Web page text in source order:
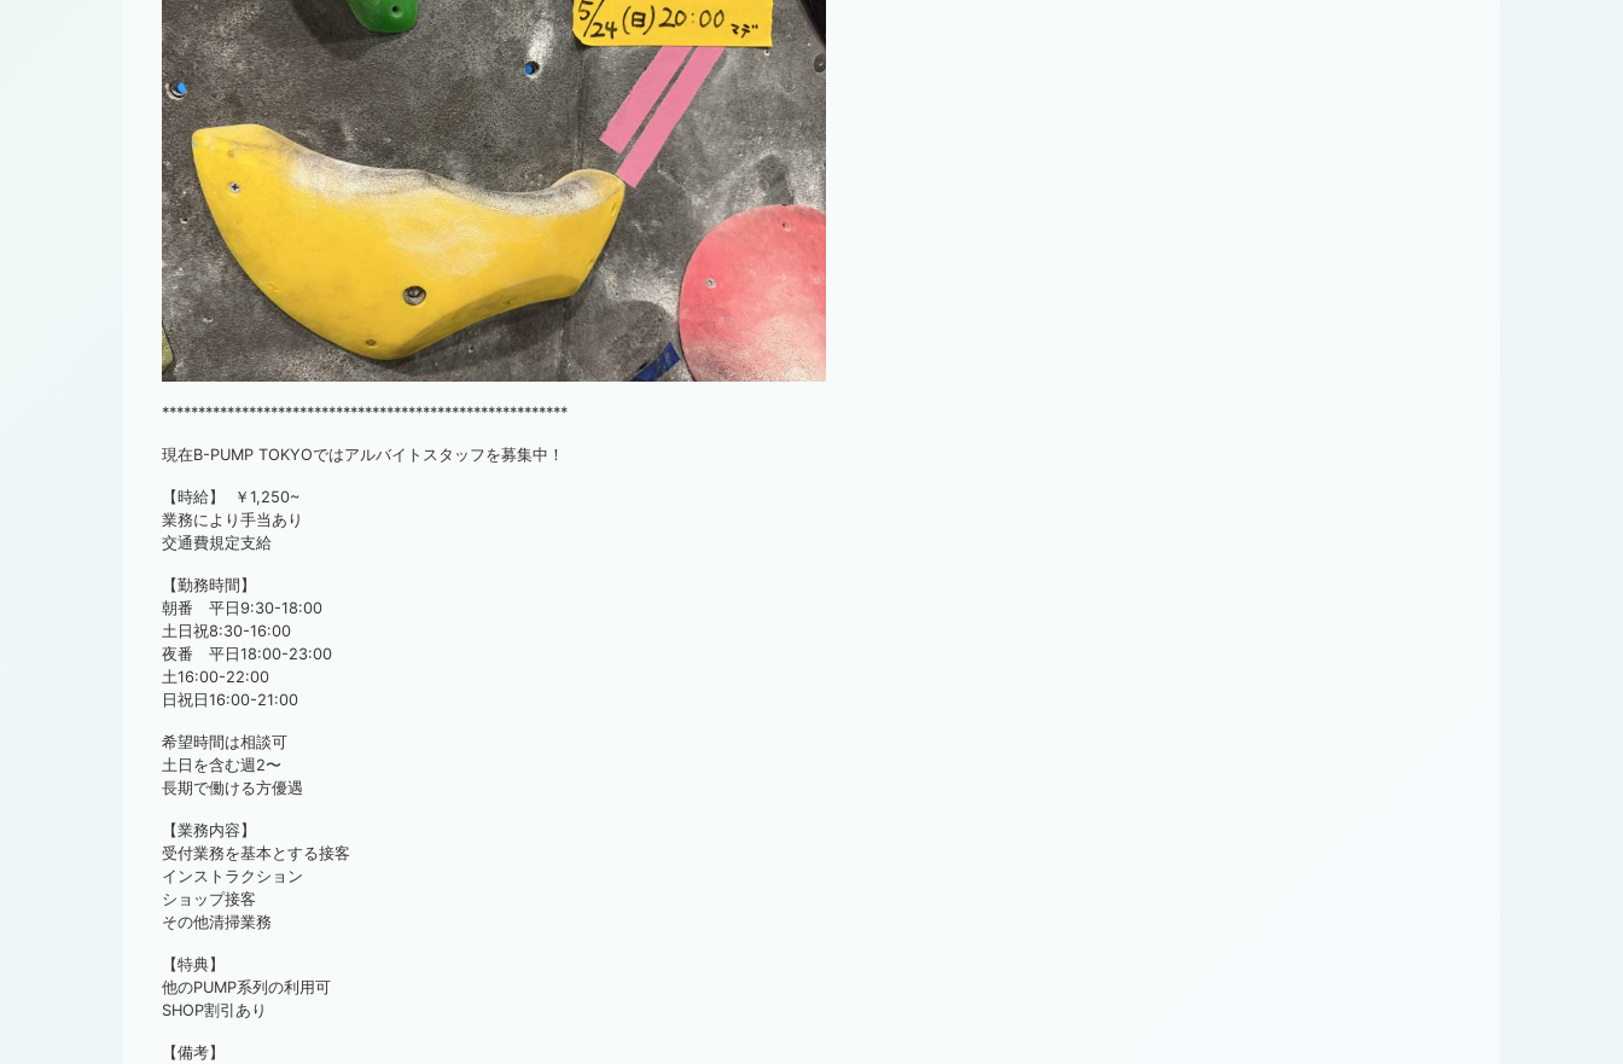
********************************************************
現在B-PUMP TOKYOではアルバイトスタッフを募集中！
【時給】 ￥1,250~
業務により手当あり
交通費規定支給
【勤務時間】
朝番 平日9:30-18:00
土日祝8:30-16:00
夜番 平日18:00-23:00
土16:00-22:00
日祝日16:00-21:00
希望時間は相談可
土日を含む週2〜
長期で働ける方優遇
【業務内容】
受付業務を基本とする接客
インストラクション
ショップ接客
その他清掃業務
【特典】
他のPUMP系列の利用可
SHOP割引あり
【備考】